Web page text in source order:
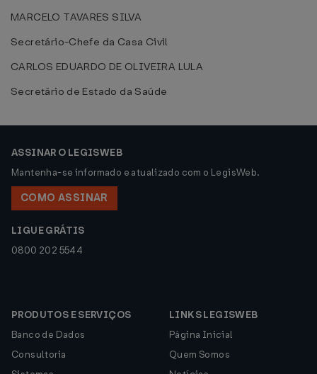
MARCELO TAVARES SILVA
Secretário-Chefe da Casa Civil
CARLOS EDUARDO DE OLIVEIRA LULA
Secretário de Estado da Saúde
ASSINAR O LEGISWEB
Mantenha-se informado e atualizado com o LegisWeb.
COMO ASSINAR
LIGUE GRÁTIS
0800 202 5544
PRODUTOS E SERVIÇOS
Banco de Dados
Consultoria
LINKS LEGISWEB
Página Inicial
Quem Somos